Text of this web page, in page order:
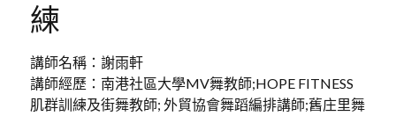
練
講師名稱：謝雨軒
講師經歷：南港社區大學MV舞教師;HOPE FITNESS
肌群訓練及街舞教師; 外貿協會舞蹈編排講師;舊庄里舞